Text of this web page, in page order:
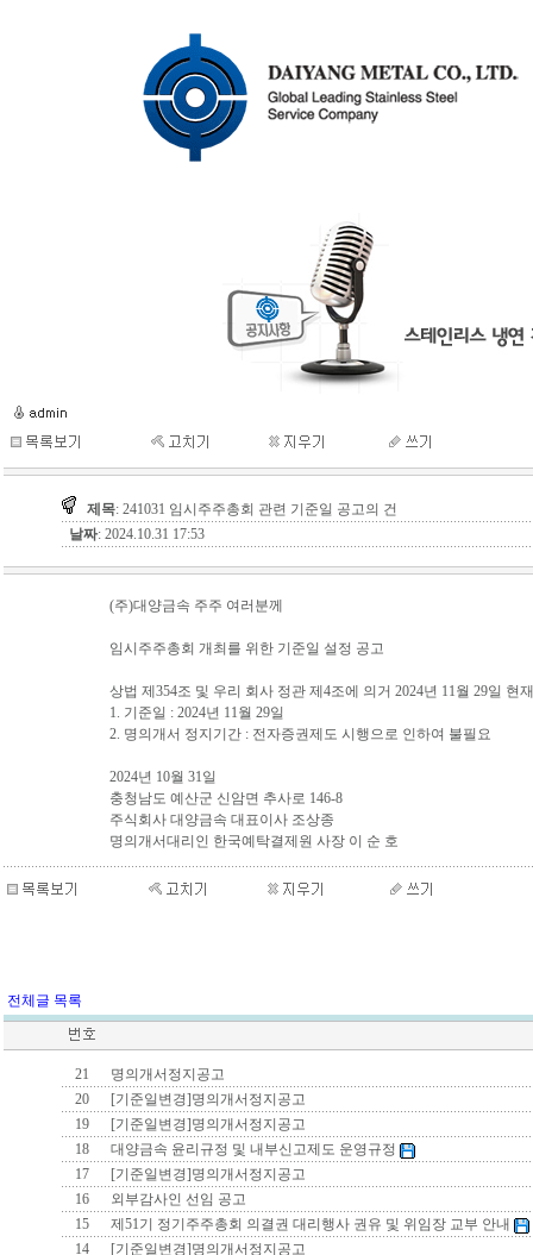
제목: 241031 임시주주총회 관련 기준일 공고의 건
날짜: 2024.10.31 17:53
(주)대양금속 주주 여러분께
임시주주총회 개최를 위한 기준일 설정 공고
상법 제354조 및 우리 회사 정관 제4조에 의거 2024년 11월 29일
1. 기준일 : 2024년 11월 29일
2. 명의개서 정지기간 : 전자증권제도 시행으로 인하여 불필요
2024년 10월 31일
충청남도 예산군 신암면 추사로 146-8
주식회사 대양금속 대표이사 조상종
명의개서대리인 한국예탁결제원 사장 이 순 호
전체글 목록
21
명의개서정지공고
20
[기준일변경]명의개서정지공고
19
[기준일변경]명의개서정지공고
18
대양금속 윤리규정 및 내부신고제도 운영규정
17
[기준일변경]명의개서정지공고
16
외부감사인 선임 공고
15
제51기 정기주주총회 의결권 대리행사 권유 및 위임장 교부 안내
14
[기준일변경]명의개서정지공고